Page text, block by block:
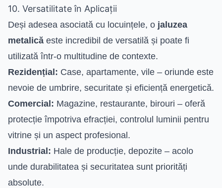
10. Versatilitate în Aplicații
Deși adesea asociată cu locuințele, o jaluzea
metalică este incredibil de versatilă și poate fi
utilizată într-o multitudine de contexte.
Rezidențial: Case, apartamente, vile – oriunde este
nevoie de umbrire, securitate și eficiență energetică.
Comercial: Magazine, restaurante, birouri – oferă
protecție împotriva efracției, controlul luminii pentru
vitrine și un aspect profesional.
Industrial: Hale de producție, depozite – acolo
unde durabilitatea și securitatea sunt priorități
absolute.